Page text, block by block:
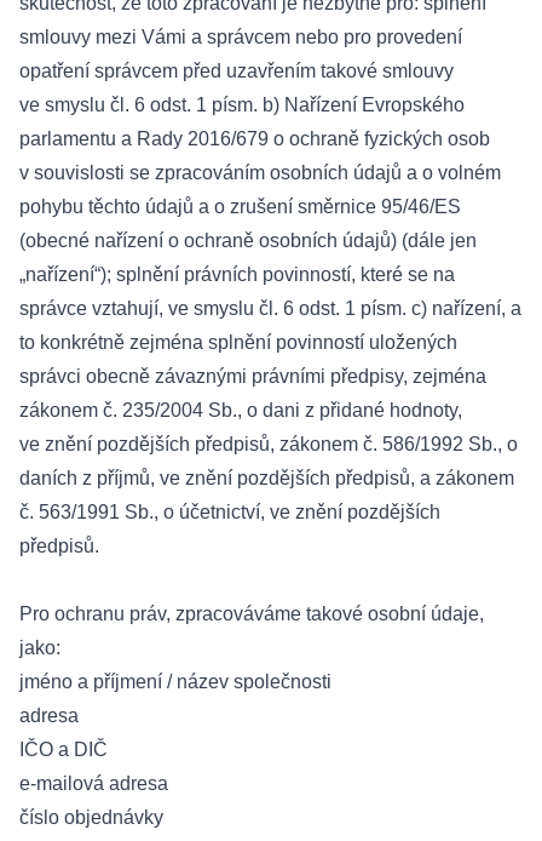
smlouvy mezi Vámi a správcem nebo pro provedení
opatření správcem před uzavřením takové smlouvy
ve smyslu čl. 6 odst. 1 písm. b) Nařízení Evropského
parlamentu a Rady 2016/679 o ochraně fyzických osob
v souvislosti se zpracováním osobních údajů a o volném
pohybu těchto údajů a o zrušení směrnice 95/46/ES
(obecné nařízení o ochraně osobních údajů) (dále jen
„nařízení“); splnění právních povinností, které se na
správce vztahují, ve smyslu čl. 6 odst. 1 písm. c) nařízení, a
to konkrétně zejména splnění povinností uložených
správci obecně závaznými právními předpisy, zejména
zákonem č. 235/2004 Sb., o dani z přidané hodnoty,
ve znění pozdějších předpisů, zákonem č. 586/1992 Sb., o
daních z příjmů, ve znění pozdějších předpisů, a zákonem
č. 563/1991 Sb., o účetnictví, ve znění pozdějších
předpisů.
Pro ochranu práv, zpracováváme takové osobní údaje,
jako:
jméno a příjmení / název společnosti
adresa
IČO a DIČ
e-mailová adresa
číslo objednávky